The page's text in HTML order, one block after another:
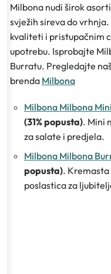
Milbona nudi širok
svježih sireva do
kvaliteti i pristupačnim
upotrebu. Isprobajte
Burratu. Pregledajte
brenda Milbona
Milbona Milbona
(31% popusta). Mini
za salate i predjela.
Milbona Milbona
popusta). Kremasta
poslastica za